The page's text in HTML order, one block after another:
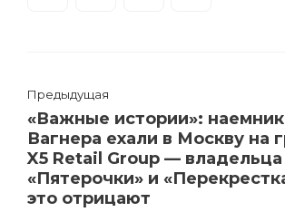
Предыдущая
«Важные истории»:
Вагнера ехали в Москву на
X5 Retail Group — владельца
«Пятерочки» и
это отрицают